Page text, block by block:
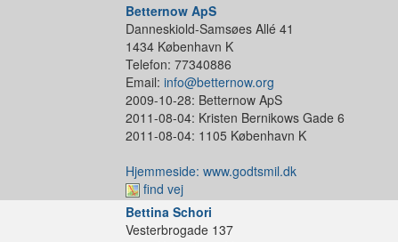
Betternow ApS
Danneskiold-Samsøes Allé 41
1434 København K
Telefon: 77340886
Email: info@betternow.org
2009-10-28: Betternow ApS
2011-08-04: Kristen Bernikows Gade 6
2011-08-04: 1105 København K
Hjemmeside: www.godtsmil.dk
find vej
Bettina Schori
Vesterbrogade 137